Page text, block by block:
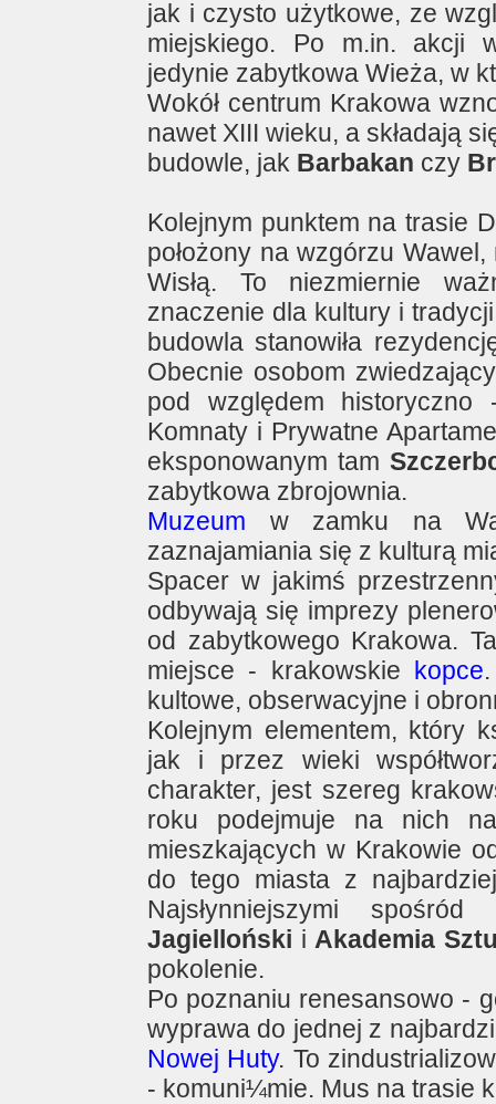
jak i czysto użytkowe, ze
miejskiego. Po m.in. akcji
jedynie zabytkowa Wieża, w
Wokół centrum Krakowa
nawet XIII wieku, a składają
budowle, jak Barbakan czy
Kolejnym punktem na trasie
położony na wzgórzu
Wisłą. To niezmiernie
znaczenie dla kultury i
budowla stanowiła
Obecnie osobom
pod względem
Komnaty i Prywatne
eksponowanym tam
zabytkowa zbrojownia.
Muzeum w zamku na
zaznajamiania się z kulturą
Spacer w jakimś
odbywają się imprezy
od zabytkowego Krakowa.
miejsce - krakowskie kopce
kultowe, obserwacyjne i
Kolejnym elementem, który
jak i przez wieki
charakter, jest szereg
roku podejmuje na nich
mieszkających w Krakowie
do tego miasta z
Najsłynniejszymi
Jagielloński i Akademia
pokolenie.
Po poznaniu renesansowo -
wyprawa do jednej z
Nowej Huty. To
- komuni¼mie. Mus na trasie